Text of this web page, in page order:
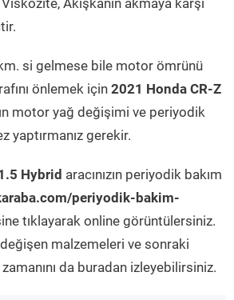
Akışkanın akmaya karşı
si gelmese bile motor ömrünü
önlemek için 2021 Honda CR-Z
motor yağ değişimi ve periyodik
yaptırmanız gerekir.
Hybrid aracınızın periyodik bakım
periyodik-bakim-
tıklayarak online görüntülersiniz.
malzemeleri ve sonraki
da buradan izleyebilirsiniz.